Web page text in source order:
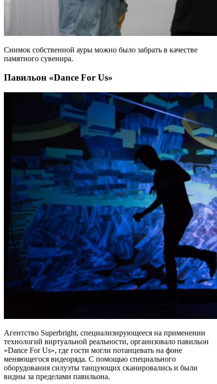
Снимок собственной ауры можно было забрать в качестве
памятного сувенира.
Павильон «Dance For Us»
Агентство Superbright, специализирующееся на применении
технологий виртуальной реальности, организовало павильон
«Dance For Us», где гости могли потанцевать на фоне
меняющегося видеоряда. С помощью специального
оборудования силуэты танцующих сканировались и были
видны за пределами павильона.